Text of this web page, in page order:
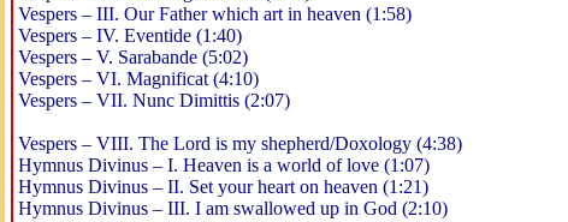
Vespers – III. Our Father which art in heaven (1:58)
Vespers – IV. Eventide (1:40)
Vespers – V. Sarabande (5:02)
Vespers – VI. Magnificat (4:10)
Vespers – VII. Nunc Dimittis (2:07)
Vespers – VIII. The Lord is my shepherd/Doxology (4:38)
Hymnus Divinus – I. Heaven is a world of love (1:07)
Hymnus Divinus – II. Set your heart on heaven (1:21)
Hymnus Divinus – III. I am swallowed up in God (2:10)